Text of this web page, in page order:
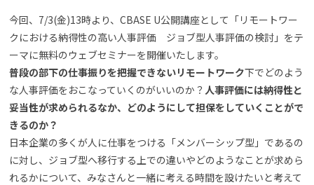
今回、7/3(金)13時より、CBASE U公開講座として「リモートワー
クにおける納得性の高い人事評価 ジョブ型人事評価の検討」をテ
ーマに無料のウェブセミナーを開催いたします。
普段の部下の仕事振りを把握できないリモートワーク下でどのよう
な人事評価をおこなっていくのがいいのか？ 人事評価には納得性と
妥当性が求められるなか、どのようにして担保をしていくことがで
きるのか？
日本企業の多くが人に仕事をつける「メンバーシップ型」であるの
に対し、ジョブ型へ移行する上での違いやどのようなことが求めら
れるかについて、みなさんと一緒に考える時間を設けたいと考えて